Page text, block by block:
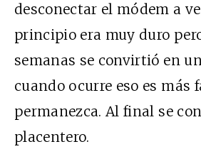
desconectar el módem a
principio era muy duro
semanas se convirtió en
cuando ocurre eso es más
permanezca. Al final se
placentero.